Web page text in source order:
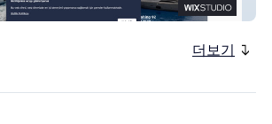
더보기